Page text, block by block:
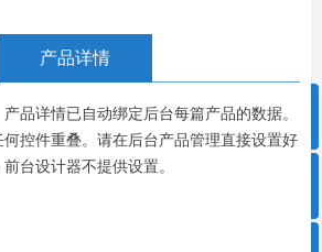
产品详情
产品详情已自动绑定后台每篇产品的数据。
控件重叠。请在后台产品管理直接设置好
台设计器不提供设置。
ꁸ